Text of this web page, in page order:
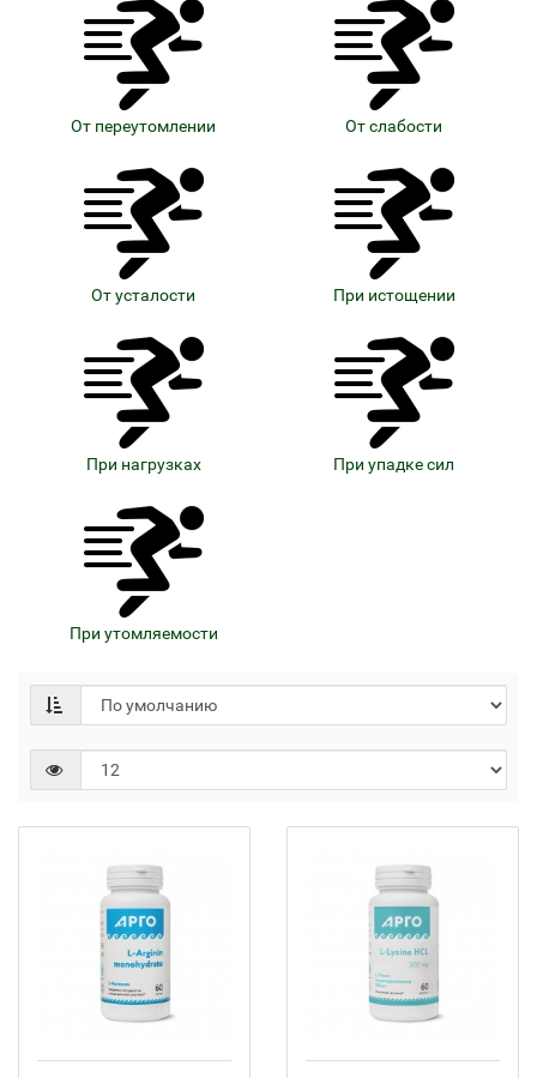
От переутомлении От слабости
От усталости При истощении
При нагрузках При упадке сил
При утомляемости